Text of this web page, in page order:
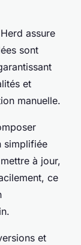
assure
sont
et
manuelle.
simplifiée
à jour,
ce
et